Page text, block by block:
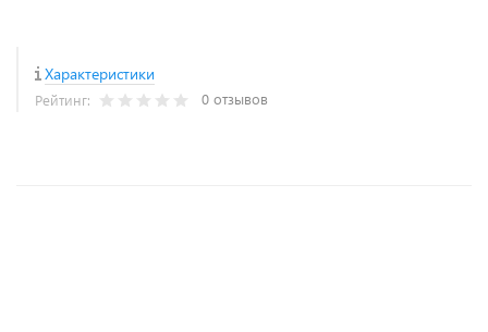
Характеристики
Рейтинг: 0 отзывов